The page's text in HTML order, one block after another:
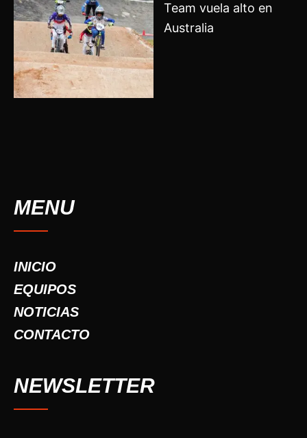
Team vuela alto en
Australia
MENU
INICIO
EQUIPOS
NOTICIAS
CONTACTO
NEWSLETTER